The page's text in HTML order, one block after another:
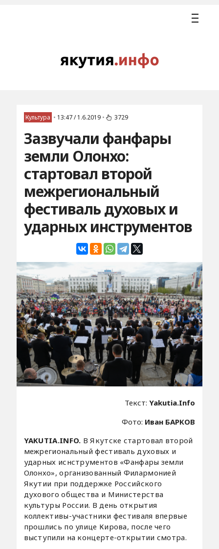
Культура • 13:47 / 1.6.2019 • 3729
Зазвучали фанфары
земли Олонхо:
стартовал второй
межрегиональный
фестиваль духовых и
ударных инструментов
Текст:Yakutia.Info
Фото: Иван БАРКОВ
YAKUTIA.INFO. В Якутске стартовал второй
межрегиональный фестиваль духовых и
ударных иснструментов «Фанфары земли
Олонхо», организованный Филармонией
Якутии при поддержке Российского
духового общества и Министерства
культуры России. В день открытия
коллективы-участники фестиваля впервые
прошлись по улице Кирова, после чего
выступили на концерте-открытии смотра.